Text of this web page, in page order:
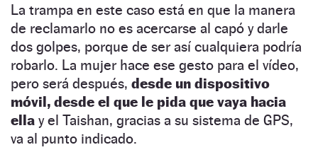
La trampa en este caso está en que la manera
de reclamarlo no es acercarse al capó y darle
dos golpes, porque de ser así cualquiera podría
robarlo. La mujer hace ese gesto para el vídeo,
pero será después, desde un dispositivo
móvil, desde el que le pida que vaya hacia
ella y el Taishan, gracias a su sistema de GPS,
va al punto indicado.